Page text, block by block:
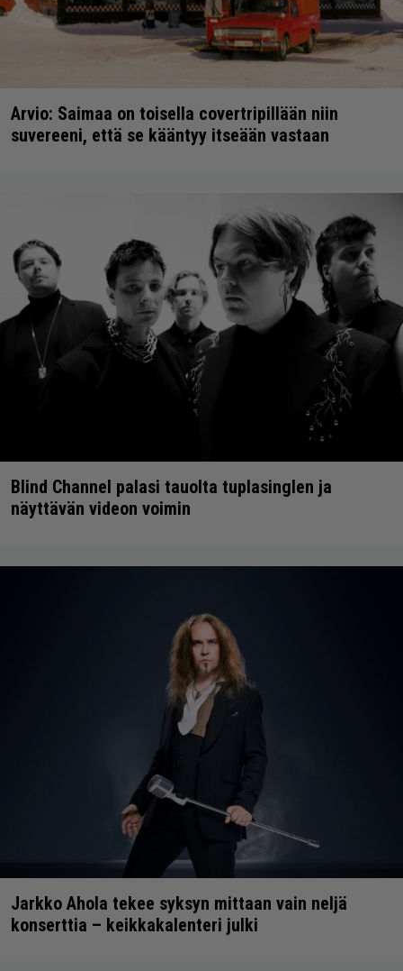
Arvio: Saimaa on toisella covertripillään niin
suvereeni, että se kääntyy itseään vastaan
Blind Channel palasi tauolta tuplasinglen ja
näyttävän videon voimin
Jarkko Ahola tekee syksyn mittaan vain neljä
konserttia – keikkakalenteri julki